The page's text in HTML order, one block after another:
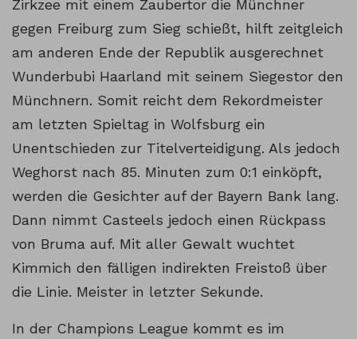
Zirkzee mit einem Zaubertor die Münchner
gegen Freiburg zum Sieg schießt, hilft zeitgleich
am anderen Ende der Republik ausgerechnet
Wunderbubi Haarland mit seinem Siegestor den
Münchnern. Somit reicht dem Rekordmeister
am letzten Spieltag in Wolfsburg ein
Unentschieden zur Titelverteidigung. Als jedoch
Weghorst nach 85. Minuten zum 0:1 einköpft,
werden die Gesichter auf der Bayern Bank lang.
Dann nimmt Casteels jedoch einen Rückpass
von Bruma auf. Mit aller Gewalt wuchtet
Kimmich den fälligen indirekten Freistoß über
die Linie. Meister in letzter Sekunde.
In der Champions League kommt es im